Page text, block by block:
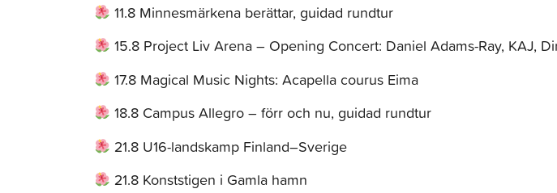
11.8 Minnesmärkena berättar, guidad rundtur
15.8 Project Liv Arena – Opening Concert: Daniel Adams-Ray, KAJ,
17.8 Magical Music Nights: Acapella courus Eima
18.8 Campus Allegro – förr och nu, guidad rundtur
21.8 U16-landskamp Finland–Sverige
21.8 Konststigen i Gamla hamn